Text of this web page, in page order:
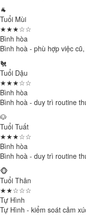
🐐
Tuổi Mùi
★★★☆☆
Bình hòa
Bình hoà - phù hợp việc
🐔
Tuổi Dậu
★★★☆☆
Bình hòa
Bình hoà - duy trì routine
🐶
Tuổi Tuất
★★★☆☆
Bình hòa
Bình hoà - duy trì routine
🐵
Tuổi Thân
★★☆☆☆
Tự Hình
Tự Hình - kiểm soát cảm